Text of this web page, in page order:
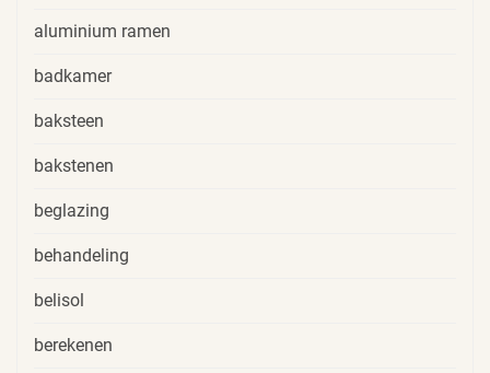
aluminium ramen
badkamer
baksteen
bakstenen
beglazing
behandeling
belisol
berekenen